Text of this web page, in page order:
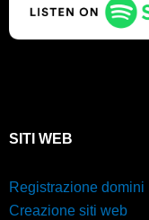
SITI WEB
Registrazione domini
Creazione siti web